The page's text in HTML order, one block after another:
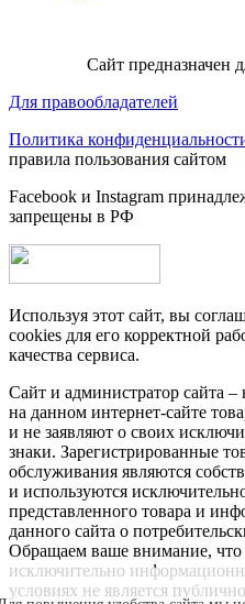
Сайт предназначен
Для правообладателей
Политика
правила пользования сайтом
Facebook и Instagram
запрещены в РФ
Используя этот сайт, вы
cookies для его корректной
качества сервиса.
Сайт и администратор сайта
на данном интернет-сайте
и не заявляют о своих
знаки. Зарегистрированные
обслуживания являются
и используются
представленного товара и
данного сайта о
Обращаем ваше внимание, что
исключительно
условиях не является